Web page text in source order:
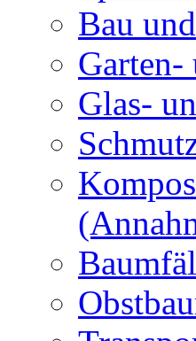
Bau
Garten-
Glas-